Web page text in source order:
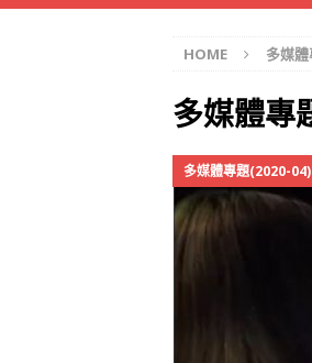
HOME 多媒
多媒體專
多媒體專題(2020-04)